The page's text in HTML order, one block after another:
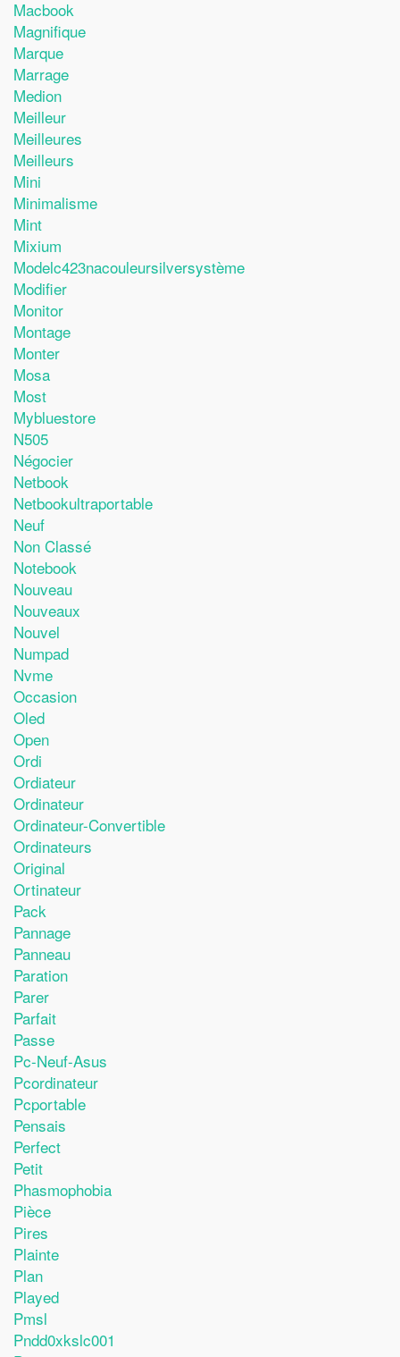
Macbook
Magnifique
Marque
Marrage
Medion
Meilleur
Meilleures
Meilleurs
Mini
Minimalisme
Mint
Mixium
Modelc423nacouleursilversystème
Modifier
Monitor
Montage
Monter
Mosa
Most
Mybluestore
N505
Négocier
Netbook
Netbookultraportable
Neuf
Non Classé
Notebook
Nouveau
Nouveaux
Nouvel
Numpad
Nvme
Occasion
Oled
Open
Ordi
Ordiateur
Ordinateur
Ordinateur-Convertible
Ordinateurs
Original
Ortinateur
Pack
Pannage
Panneau
Paration
Parer
Parfait
Passe
Pc-Neuf-Asus
Pcordinateur
Pcportable
Pensais
Perfect
Petit
Phasmophobia
Pièce
Pires
Plainte
Plan
Played
Pmsl
Pndd0xkslc001